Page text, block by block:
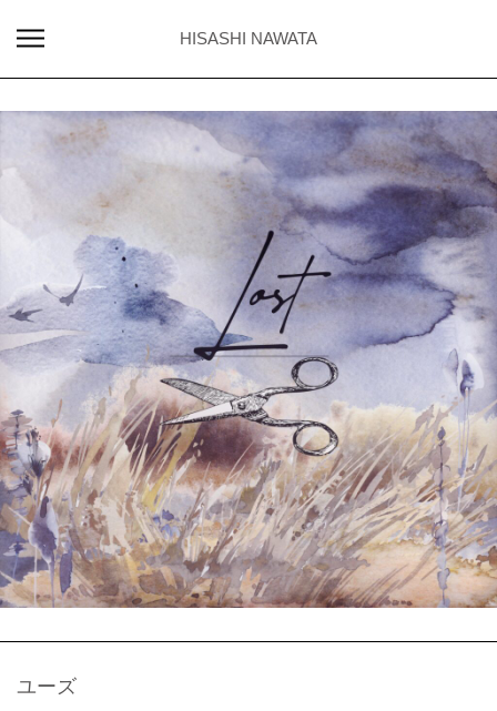
HISASHI NAWATA
ユーズ